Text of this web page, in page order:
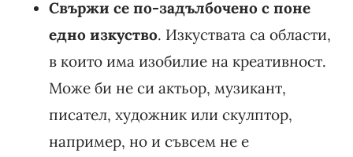
Свържи се по-задълбочено с поне
едно изкуство. Изкуствата са области,
в които има изобилие на креативност.
Може би не си актьор, музикант,
писател, художник или скулптор,
например, но и съвсем не е